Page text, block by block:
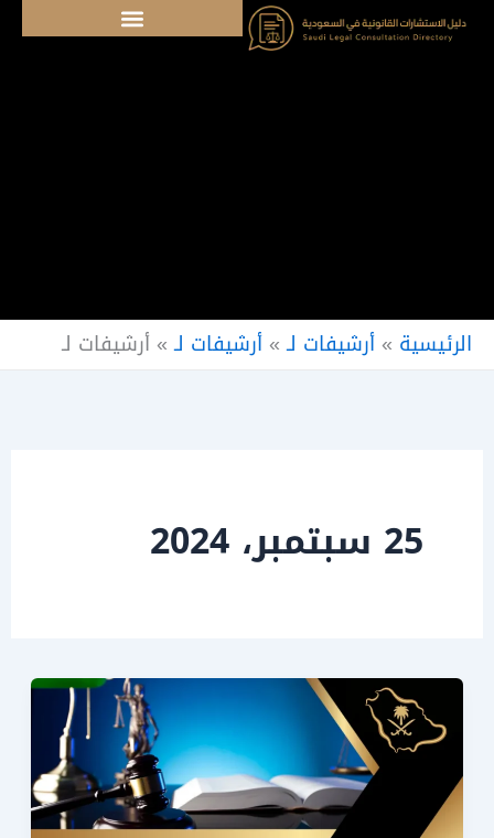
تخطي
الرئيسية »أرشيفات لـ»أرشيفات لـ» أرشيفات لـ
25 سبتمبر، 2024